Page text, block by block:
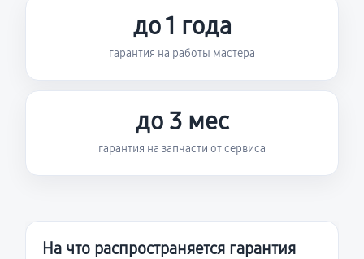
до 1 года
гарантия на работы мастера
до 3 мес
гарантия на запчасти от сервиса
На что распространяется гарантия